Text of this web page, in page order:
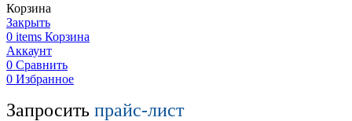
Корзина
Закрыть
0 items Корзина
Аккаунт
0 Сравнить
0 Избранное
Запросить прайс-лист